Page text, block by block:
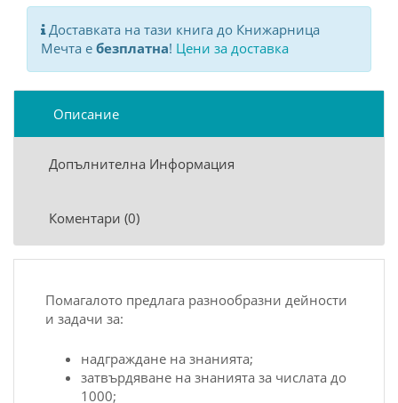
Доставката на тази книга до Книжарница
Мечта е безплатна! Цени за доставка
Описание
Допълнителна Информация
Коментари (0)
Помагалото предлага разнообразни дейности
и задачи за:
надграждане на знанията;
затвърдяване на знанията за числата до
1000;